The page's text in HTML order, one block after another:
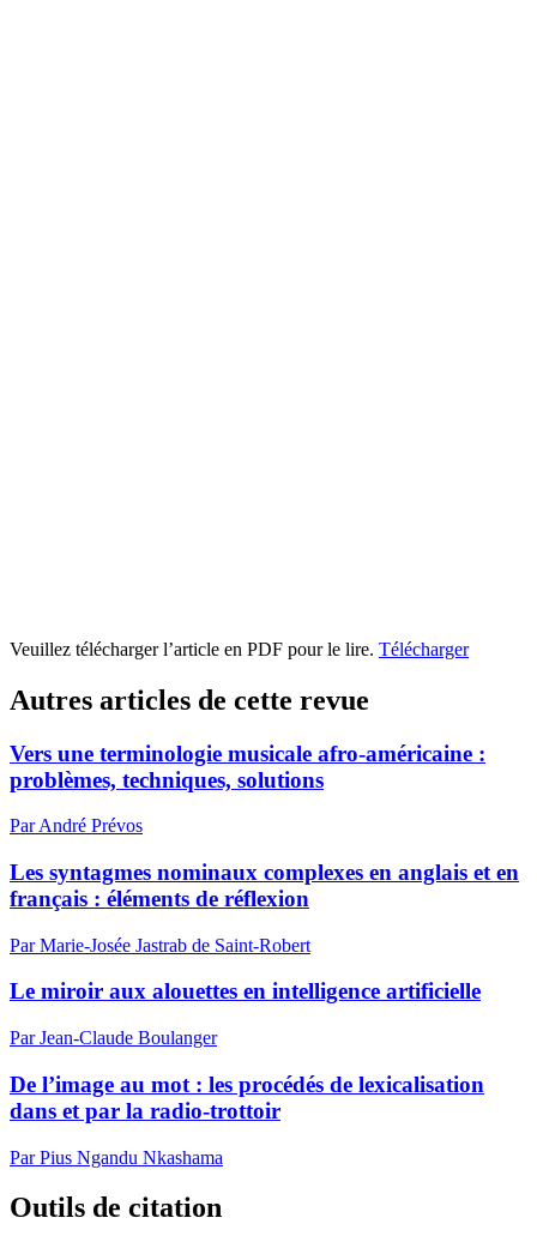
Veuillez télécharger l’article en PDF pour le lire. Télécharger
Autres articles de cette revue
Vers une terminologie musicale afro-américaine :
problèmes, techniques, solutions
Par André Prévos
Les syntagmes nominaux complexes en anglais et en
français : éléments de réflexion
Par Marie-Josée Jastrab de Saint-Robert
Le miroir aux alouettes en intelligence artificielle
Par Jean-Claude Boulanger
De l’image au mot : les procédés de lexicalisation
dans et par la radio-trottoir
Par Pius Ngandu Nkashama
Outils de citation